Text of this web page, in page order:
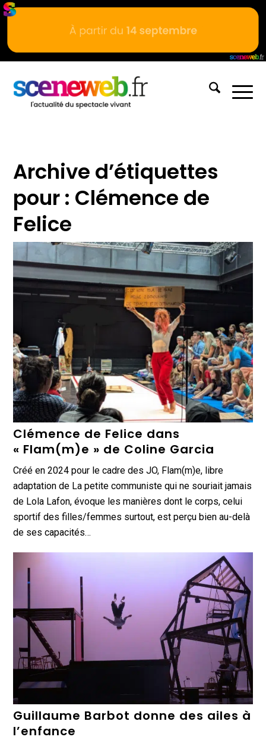
Archive d’étiquettes
pour : Clémence de
Felice
Clémence de Felice dans
« Flam(m)e » de Coline Garcia
Créé en 2024 pour le cadre des JO, Flam(m)e, libre
adaptation de La petite communiste qui ne souriait jamais
de Lola Lafon, évoque les manières dont le corps, celui
sportif des filles/femmes surtout, est perçu bien au-delà
de ses capacités…
Guillaume Barbot donne des ailes à
l’enfance